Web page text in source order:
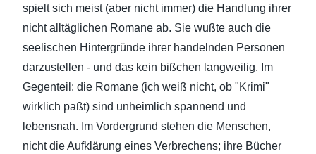
spielt sich meist (aber nicht immer) die Handlung ihrer
nicht alltäglichen Romane ab. Sie wußte auch die
seelischen Hintergründe ihrer handelnden Personen
darzustellen - und das kein bißchen langweilig. Im
Gegenteil: die Romane (ich weiß nicht, ob "Krimi"
wirklich paßt) sind unheimlich spannend und
lebensnah. Im Vordergrund stehen die Menschen,
nicht die Aufklärung eines Verbrechens; ihre Bücher